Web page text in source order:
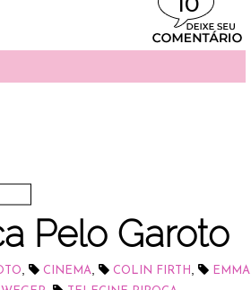
10
Pelo Garoto
CINEMA COLIN FIRTH
EMMA